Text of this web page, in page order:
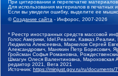
При цитировании и перепечатке
Для использования материалов в печатных
Если вы увидели ошибку, выделите ее
©Создание сайта - Инфорос, 2007-2026
* Реестр иностранных средств массовой
Голос Америки, Idel.Реалии,
Людмила Алексеевна, Маркелов Сергей
Александрович, Маняхин Петр Борисович,
Гройсман Софья Романовна,
Шмагун Олеся Валентиновна, Мароховская
редактор 2021, Вега 2021
Источник: https://minjust.gov.ru/ru/documents/